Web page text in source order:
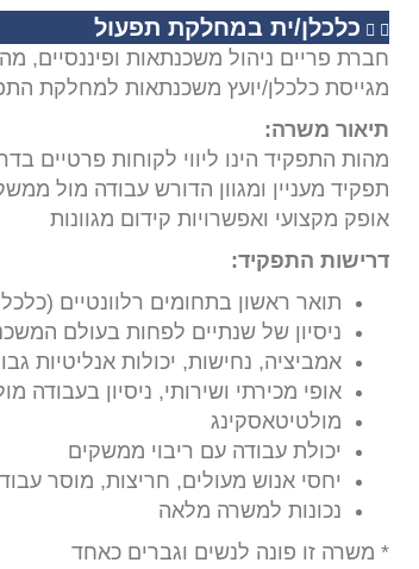
כלכלן/ית במחלקת תפעול
חברת פריים ניהול משכנתאות ופיננסיים,
מגייסת כלכלן/יועץ משכנתאות למחלקת
תיאור משרה:
מהות התפקיד הינו ליווי לקוחות פרטיים
תפקיד מעניין ומגוון הדורש עבודה מול
אופק מקצועי ואפשרויות קידום מגוונות
דרישות התפקיד:
תואר ראשון בתחומים רלוונטיים
ניסיון של שנתיים לפחות בעולם
אמביציה, נחישות, יכולות אנליטיות
אופי מכירתי ושירותי, ניסיון בעבודה
מולטיטאסקינג
יכולת עבודה עם ריבוי ממשקים
יחסי אנוש מעולים, חריצות, מוסר
נכונות למשרה מלאה
* משרה זו פונה לנשים וגברים כאחד